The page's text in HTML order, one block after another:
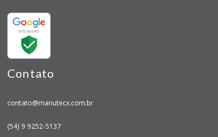
Contato
contato@manutecx.com.br
(54) 9 9252-5137